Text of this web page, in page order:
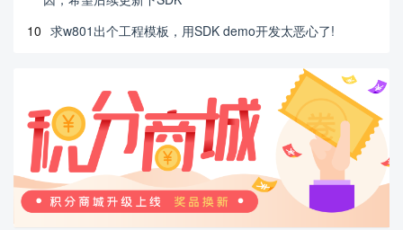
10 求w801出个工程模板，用SDK demo开发太恶心了!